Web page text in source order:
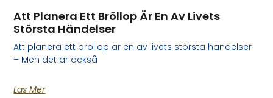
Att Planera Ett Bröllop Är En Av Livets
Största Händelser
Att planera ett bröllop är en av livets största händelser
– Men det är också
Läs Mer